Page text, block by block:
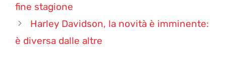
fine stagione
Harley Davidson, la novità è imminente:
è diversa dalle altre